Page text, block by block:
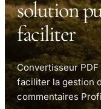
solution
faciliter
Convertisseur
faciliter la gestion
commentaires